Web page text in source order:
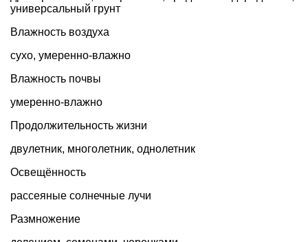
универсальный грунт
Влажность воздуха
сухо, умеренно-влажно
Влажность почвы
умеренно-влажно
Продолжительность жизни
двулетник, многолетник, однолетник
Освещённость
рассеяные солнечные лучи
Размножение